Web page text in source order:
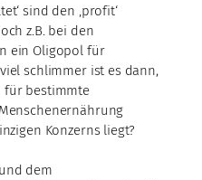
sind den ‚profit‘
z.B. bei den
ein Oligopol für
schlimmer ist es dann,
für bestimmte
Konzerns liegt?
dem